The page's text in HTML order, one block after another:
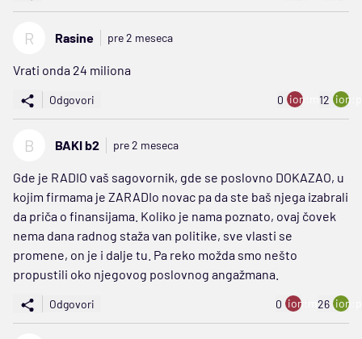
R Rasine pre 2 meseca
Vrati onda 24 miliona
Odgovori 0 ion:minus
12
B BAKI b2 pre 2 meseca
Gde je RADIO vaš sagovornik, gde se poslovno DOKAZAO, u
kojim firmama je ZARADIo novac pa da ste baš njega izabrali
da priča o finansijama. Koliko je nama poznato, ovaj čovek
nema dana radnog staža van politike, sve vlasti se
promene, on je i dalje tu. Pa reko možda smo nešto
propustili oko njegovog poslovnog angažmana.
Odgovori 0 ion:minus
26